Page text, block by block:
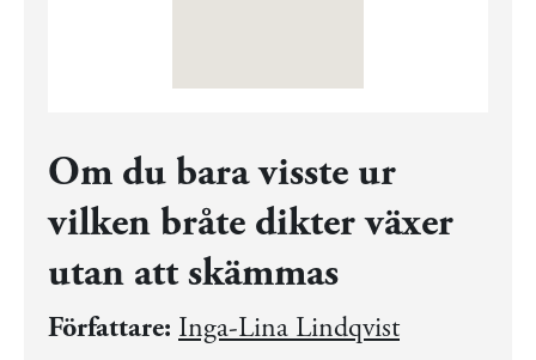
Om du bara visste ur
vilken bråte dikter växer
utan att skämmas
Författare: Inga-Lina Lindqvist